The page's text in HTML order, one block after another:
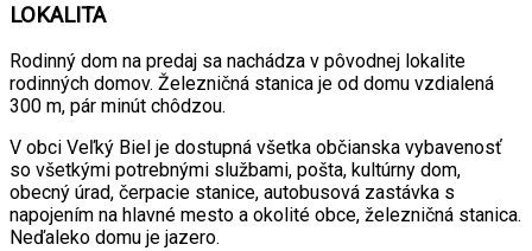
LOKALITA
Rodinný dom na predaj sa nachádza v pôvodnej lokalite
rodinných domov. Železničná stanica je od domu vzdialená
300 m, pár minút chôdzou.
V obci Veľký Biel je dostupná všetka občianska vybavenosť
so všetkými potrebnými službami, pošta, kultúrny dom,
obecný úrad, čerpacie stanice, autobusová zastávka s
napojením na hlavné mesto a okolité obce, železničná stanica.
Neďaleko domu je jazero.